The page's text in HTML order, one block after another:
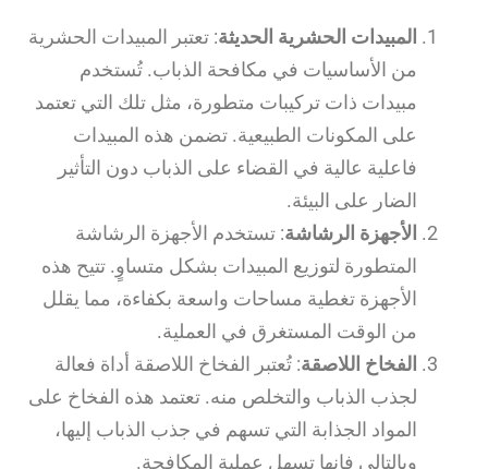
المبيدات الحشرية الحديثة: تعتبر المبيدات الحشرية
من الأساسيات في مكافحة الذباب. تُستخدم
مبيدات ذات تركيبات متطورة، مثل تلك التي تعتمد
على المكونات الطبيعية. تضمن هذه المبيدات
فاعلية عالية في القضاء على الذباب دون التأثير
الضار على البيئة.
الأجهزة الرشاشة: تستخدم الأجهزة الرشاشة
المتطورة لتوزيع المبيدات بشكل متساوٍ. تتيح هذه
الأجهزة تغطية مساحات واسعة بكفاءة، مما يقلل
من الوقت المستغرق في العملية.
الفخاخ اللاصقة: تُعتبر الفخاخ اللاصقة أداة فعالة
لجذب الذباب والتخلص منه. تعتمد هذه الفخاخ على
المواد الجذابة التي تسهم في جذب الذباب إليها،
وبالتالي فإنها تسهل عملية المكافحة.